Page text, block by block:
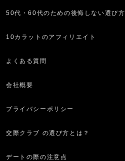
50代・60代のための後悔しない選び方
10カラットのアフィリエイト
よくある質問
会社概要
プライバシーポリシー
交際クラブ の選び方とは？
デートの際の注意点